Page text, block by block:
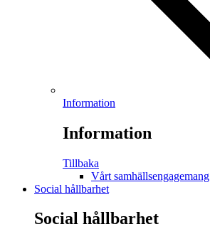
Information
Information
Tillbaka
Vårt samhällsengagemang
Social hållbarhet
Social hållbarhet